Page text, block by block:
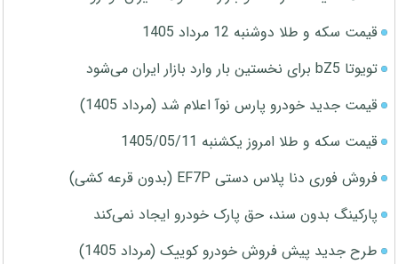
قیمت سکه و طلا دوشنبه 12 مرداد 1405
تویوتا bZ5 برای نخستین بار وارد بازار ایران می‌شود
قیمت جدید خودرو پارس نوآ اعلام شد (مرداد 1405)
قیمت سکه و طلا امروز یکشنبه 1405/05/11
فروش فوری دنا پلاس دستی EF7P (بدون قرعه کشی)
پارکینگ بدون سند، حق پارک خودرو ایجاد نمی‌کند
طرح جدید پیش فروش خودرو کوییک (مرداد 1405)